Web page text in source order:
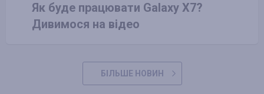
Як буде працювати Galaxy X7?
Дивимося на відео
БІЛЬШЕ НОВИН